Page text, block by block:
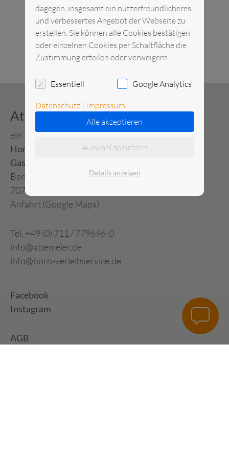
Attemeier Mietservice
ein Tochterunternehmen von
Horn Verleihservice
Gastronomie-Großhandel
Benzstraße 17
70771 Leinfelden-Echterdingen
Anfahrt (Google Maps)
Tel. +49 (0) 711 / 779696-0
info@attemeier.de
info@horn-verleihservice.de
Facebook
Instagram
AGB
dagegen, insgesamt ein nutzerfreundlicheres
und verbessertes Angebot der Webseite zu
erstellen. Sie können alle Cookies bestätigen
oder einzelnen Cookies per Schaltfläche die
Zustimmung erteilen oder verweigern.
Essentiell Google Analytics
Datenschutz | Impressum
Alle akzeptieren
Auswahl speichern
Details anzeigen